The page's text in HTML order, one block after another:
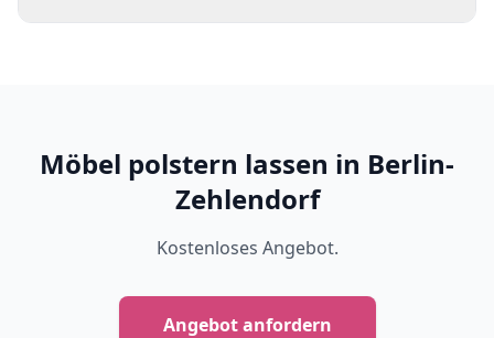
Möbel polstern lassen in Berlin-
Zehlendorf
Kostenloses Angebot.
Angebot anfordern